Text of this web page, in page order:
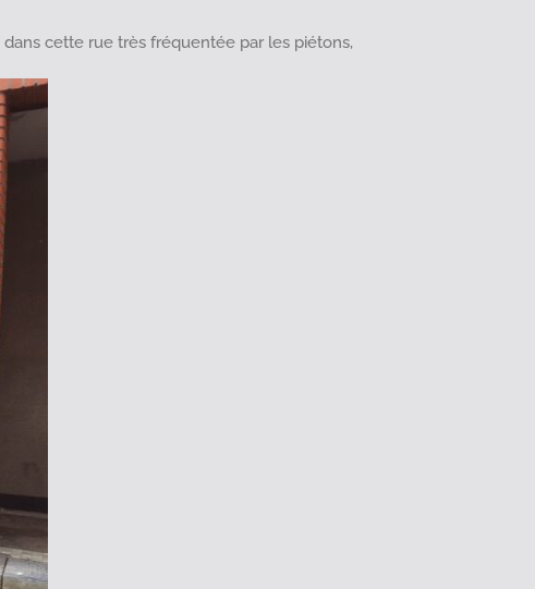
cette rue très fréquentée par les piétons,